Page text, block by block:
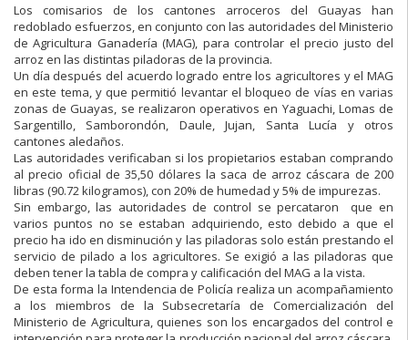
Los comisarios de los cantones arroceros del Guayas han
redoblado esfuerzos, en conjunto con las autoridades del Ministerio
de Agricultura Ganadería (MAG), para controlar el precio justo del
arroz en las distintas piladoras de la provincia.
Un día después del acuerdo logrado entre los agricultores y el MAG
en este tema, y que permitió levantar el bloqueo de vías en varias
zonas de Guayas, se realizaron operativos en Yaguachi, Lomas de
Sargentillo, Samborondón, Daule, Jujan, Santa Lucía y otros
cantones aledaños.
Las autoridades verificaban si los propietarios estaban comprando
al precio oficial de 35,50 dólares la saca de arroz cáscara de 200
libras (90.72 kilogramos), con 20% de humedad y 5% de impurezas.
Sin embargo, las autoridades de control se percataron que en
varios puntos no se estaban adquiriendo, esto debido a que el
precio ha ido en disminución y las piladoras solo están prestando el
servicio de pilado a los agricultores. Se exigió a las piladoras que
deben tener la tabla de compra y calificación del MAG a la vista.
De esta forma la Intendencia de Policía realiza un acompañamiento
a los miembros de la Subsecretaría de Comercialización del
Ministerio de Agricultura, quienes son los encargados del control e